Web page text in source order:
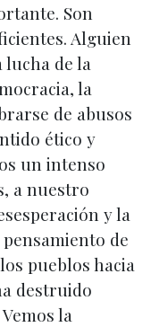
Son
Alguien
de la
la
de abusos
ético y
un intenso
a nuestro
y la
de
pueblos hacia
destruido
la